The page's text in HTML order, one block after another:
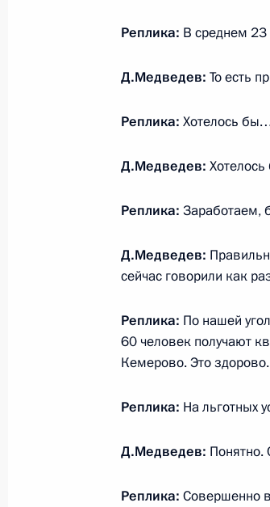
Дмитрий Медведев
наделения
Беседа с
12 февраля 2010 года, 10:00
Рабочая встреча с
Тулеевым
11 февраля 2010 года, 19:00
Встреча с
Реплика: В среднем 23
Д.Медведев: То есть
Реплика: Хотелось
Д.Медведев:
Реплика: Заработаем,
Д.Медведев:
сейчас говорили как
Реплика: По нашей
60 человек получают
Кемерово. Это
Реплика: На льготных
Д.Медведев: Понятно.
Реплика: Совершенно